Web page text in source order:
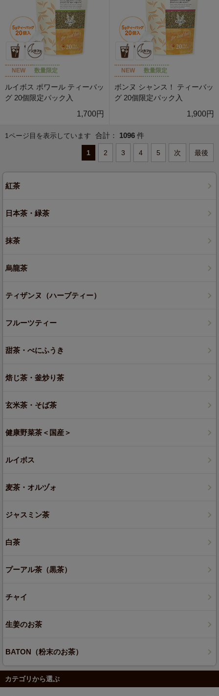
NEW 数量限定
ルイボス ポワール ティーバッ
グ 20個限定パック入
1,700円
NEW 数量限定
ボンヌ シャンス！ ティーバッ
グ 20個限定パック入
1,900円
1ページ目を表示しています 合計： 1096 件
1 2 3 4 5 次 最後
紅茶
日本茶・緑茶
抹茶
烏龍茶
ティザンヌ（ハーブティー）
フルーツティー
甜茶・べにふうき
焙じ茶・釜炒り茶
玄米茶・そば茶
健康野菜茶＜国産＞
ルイボス
麦茶・オルヅォ
ジャスミン茶
白茶
プーアル茶（黒茶）
チャイ
生姜のお茶
BATON（粉末のお茶）
カテゴリから選ぶ